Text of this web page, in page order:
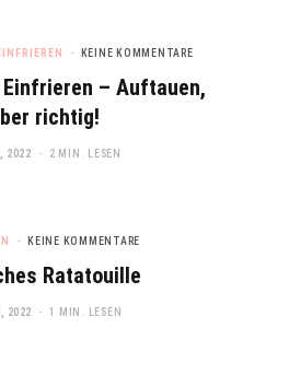
KEINE KOMMENTARE
– Auftauen,
richtig!
2022 2 MIN. LESEN
KEINE KOMMENTARE
Ratatouille
2022 1 MIN. LESEN